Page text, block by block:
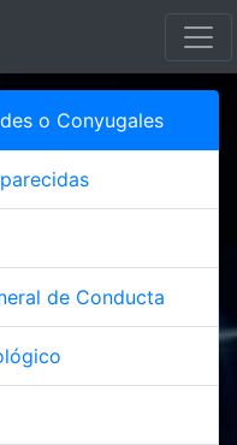
o Conyugales
de Conducta